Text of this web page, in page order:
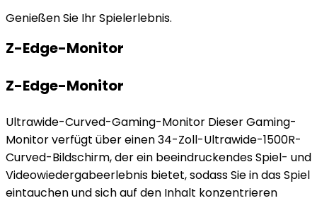
Genießen Sie Ihr Spielerlebnis.
Z-Edge-Monitor
Z-Edge-Monitor
Ultrawide-Curved-Gaming-Monitor Dieser Gaming-
Monitor verfügt über einen 34-Zoll-Ultrawide-1500R-
Curved-Bildschirm, der ein beeindruckendes Spiel- und
Videowiedergabeerlebnis bietet, sodass Sie in das Spiel
eintauchen und sich auf den Inhalt konzentrieren